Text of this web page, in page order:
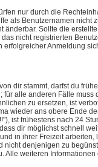
nur durch die
als Benutzernamen
änderbar. Sollte die
nicht registrierten
Anmeldung
dir stammt, darfst du
alle anderen Fälle
zu ersetzen, ist
wieder ans obere Ende
ist frühestens nach 24
dir möglichst schnell
in ihrer Freizeit
nicht denjenigen zu
Alle weiteren